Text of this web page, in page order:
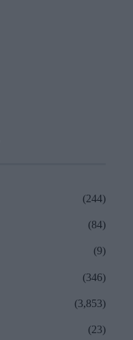
(244)
(84)
(9)
(346)
(3,853)
(23)